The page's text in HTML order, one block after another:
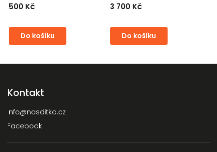
500 Kč
Do košíku
3 700 Kč
Do košíku
Kontakt
info@nosditko.cz
Facebook